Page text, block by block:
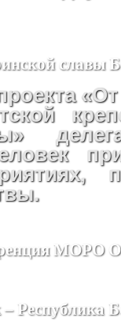
славы
Республика